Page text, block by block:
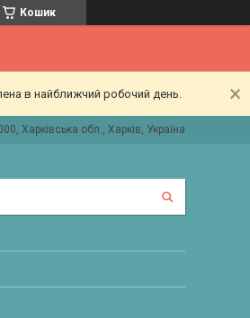
Кошик
в найближчий робочий день.
Харківська обл., Харків, Україна